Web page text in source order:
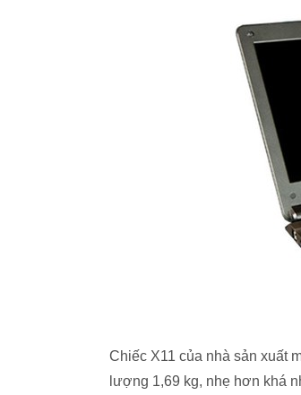
Chiếc X11 của nhà sản xuất
lượng 1,69 kg, nhẹ hơn khá